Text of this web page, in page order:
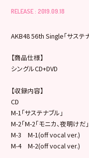
RELEASE : 2019.09.18
AKB48 56th Single「サステ
【商品仕様】
シングルCD+DVD
【収録内容】
CD
M-1「サステナブル」
M-2「M-2「モニカ、夜明けだ
M-3 M-1(off vocal ver.)
M-4 M-2(off vocal ver.)